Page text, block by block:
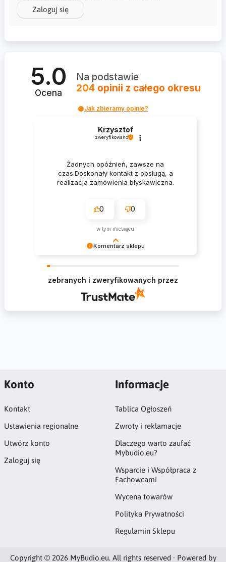
Zaloguj się
5.0
Ocena
Na podstawie
204 opinii z całego okresu
Jak zbieramy opinie?
Komentarz sklepu
Krzysztof
zweryfikowano
Żadnych opóźnień, zawsze na
czas.Doskonały kontakt z obsługą, a
realizacja zamówienia błyskawiczna.
0 0
w tym miesiącu
zebranych i zweryfikowanych przez
Konto
Kontakt
Ustawienia regionalne
Utwórz konto
Zaloguj się
Informacje
Tablica Ogłoszeń
Zwroty i reklamacje
Dlaczego warto zaufać
Mybudio.eu?
Wsparcie i Współpraca z
Fachowcami
Wycena towarów
Polityka Prywatności
Regulamin Sklepu
Copyright © 2026 MyBudio.eu. All rights reserved · Powered by